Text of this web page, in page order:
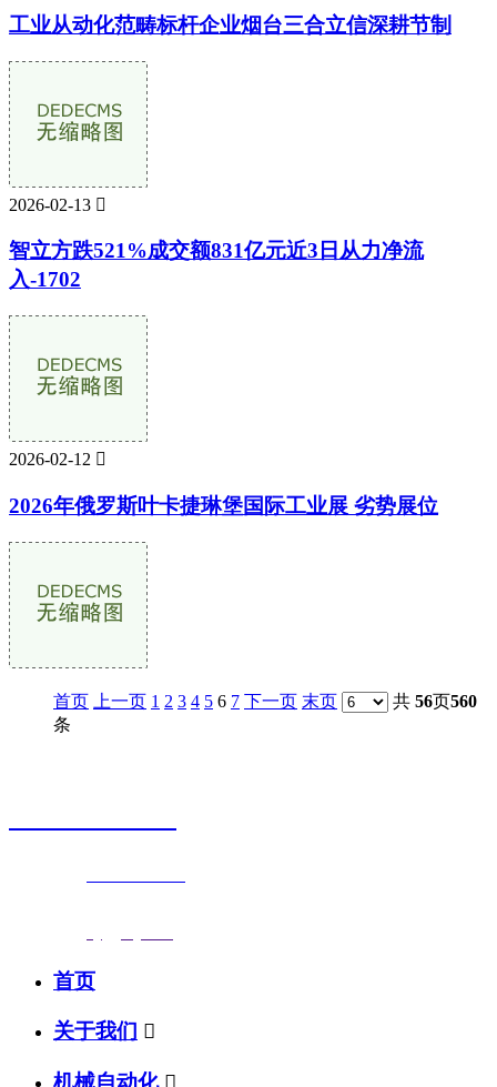
工业从动化范畴标杆企业烟台三合立信深耕节制
2026-02-13 
智立方跌521%成交额831亿元近3日从力净流
入-1702
2026-02-12 
2026年俄罗斯叶卡捷琳堡国际工业展 劣势展位
首页 上一页 1 2 3 4 5 6 7 下一页 末页 共 56页560
条
首页
关于我们 
机械自动化 